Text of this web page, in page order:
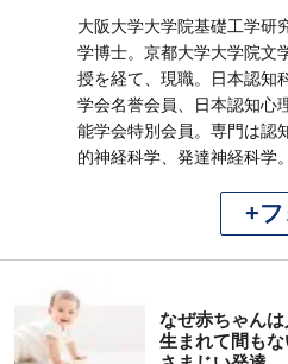
大阪大学大学院基礎工学研
学博士。京都大学大学院文
授を経て、現職。日本認知
学会名誉会員、日本認知心
能学会特別会員。専門は認
的神経科学、発達神経科学。
+フ
なぜ赤ちゃん
生まれて間も